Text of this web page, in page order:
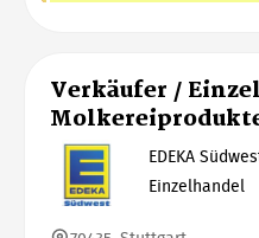
Verkäufer /
EDEKA
Einzelhandel